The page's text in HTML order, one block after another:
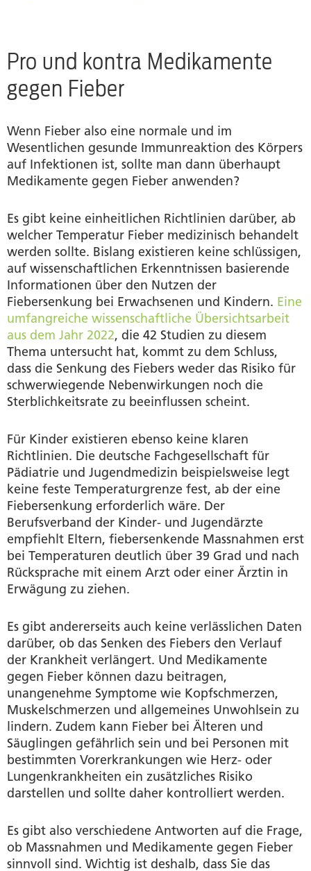
Pro und kontra Medikamente
gegen Fieber
Wenn Fieber also eine normale und im
Wesentlichen gesunde Immunreaktion des Körpers
auf Infektionen ist, sollte man dann überhaupt
Medikamente gegen Fieber anwenden?
Es gibt keine einheitlichen Richtlinien darüber, ab
welcher Temperatur Fieber medizinisch behandelt
werden sollte. Bislang existieren keine schlüssigen,
auf wissenschaftlichen Erkenntnissen basierende
Informationen über den Nutzen der
Fiebersenkung bei Erwachsenen und Kindern. Eine
umfangreiche wissenschaftliche Übersichtsarbeit
aus dem Jahr 2022, die 42 Studien zu diesem
Thema untersucht hat, kommt zu dem Schluss,
dass die Senkung des Fiebers weder das Risiko für
schwerwiegende Nebenwirkungen noch die
Sterblichkeitsrate zu beeinflussen scheint.
Für Kinder existieren ebenso keine klaren
Richtlinien. Die deutsche Fachgesellschaft für
Pädiatrie und Jugendmedizin beispielsweise legt
keine feste Temperaturgrenze fest, ab der eine
Fiebersenkung erforderlich wäre. Der
Berufsverband der Kinder- und Jugendärzte
empfiehlt Eltern, fiebersenkende Massnahmen erst
bei Temperaturen deutlich über 39 Grad und nach
Rücksprache mit einem Arzt oder einer Ärztin in
Erwägung zu ziehen.
Es gibt andererseits auch keine verlässlichen Daten
darüber, ob das Senken des Fiebers den Verlauf
der Krankheit verlängert. Und Medikamente
gegen Fieber können dazu beitragen,
unangenehme Symptome wie Kopfschmerzen,
Muskelschmerzen und allgemeines Unwohlsein zu
lindern. Zudem kann Fieber bei Älteren und
Säuglingen gefährlich sein und bei Personen mit
bestimmten Vorerkrankungen wie Herz- oder
Lungenkrankheiten ein zusätzliches Risiko
darstellen und sollte daher kontrolliert werden.
Es gibt also verschiedene Antworten auf die Frage,
ob Massnahmen und Medikamente gegen Fieber
sinnvoll sind. Wichtig ist deshalb, dass Sie das